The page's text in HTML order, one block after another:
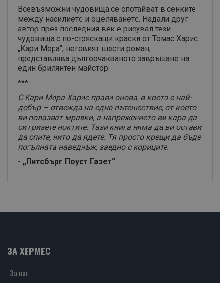
Всевъзможни чудовища се спотайват в сенките
между насилието и оцеляването. Надали друг
автор през последния век е рисувал тези
чудовища с по-стряскащи краски от Томас Харис.
„Кари Мора“, неговият шести роман,
представлява дългоочакваното завръщане на
един брилянтен майстор.
***
С Кари Мора Харис прави онова, в което е най-
добър – отвежда на едно пътешествие, от което
ви полазват мравки, а напрежението ви кара да
си гризете ноктите. Тази книга няма да ви остави
да спите, нито да ядете. Тя просто крещи да бъде
погълната наведнъж, заедно с кориците.
- „Питсбърг Поуст Газет“
ЗА ХЕРМЕС
За нас